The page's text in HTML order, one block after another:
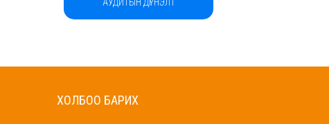
ХОЛБОО БАРИХ